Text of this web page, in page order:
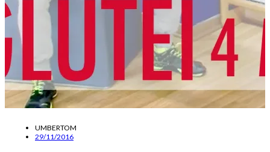
UMBERTOM
29/11/2016